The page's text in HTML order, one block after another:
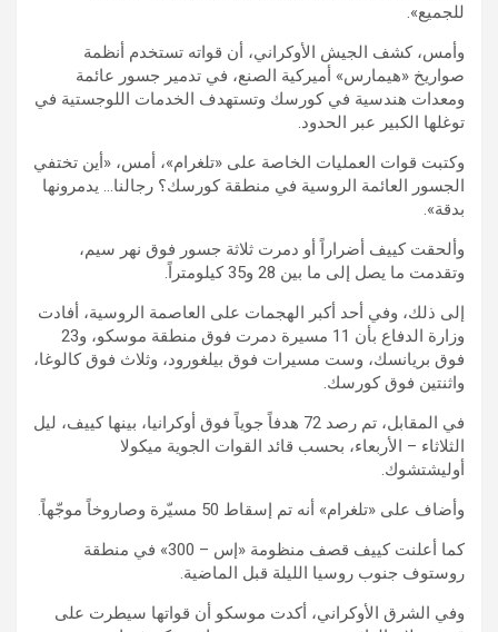
للجميع».
وأمس، كشف الجيش الأوكراني، أن قواته تستخدم أنظمة
صواريخ «هيمارس» أميركية الصنع، في تدمير جسور عائمة
ومعدات هندسية في كورسك وتستهدف الخدمات اللوجستية في
توغلها الكبير عبر الحدود.
وكتبت قوات العمليات الخاصة على «تلغرام»، أمس، «أين تختفي
الجسور العائمة الروسية في منطقة كورسك؟ رجالنا… يدمرونها
بدقة».
وألحقت كييف أضراراً أو دمرت ثلاثة جسور فوق نهر سيم،
وتقدمت ما يصل إلى ما بين 28 و35 كيلومتراً.
إلى ذلك، وفي أحد أكبر الهجمات على العاصمة الروسية، أفادت
وزارة الدفاع بأن 11 مسيرة دمرت فوق منطقة موسكو، و23
فوق بريانسك، وست مسيرات فوق بيلغورود، وثلاث فوق كالوغا،
واثنتين فوق كورسك.
في المقابل، تم رصد 72 هدفاً جوياً فوق أوكرانيا، بينها كييف، ليل
الثلاثاء – الأربعاء، بحسب قائد القوات الجوية ميكولا
أوليشتشوك.
وأضاف على «تلغرام» أنه تم إسقاط 50 مسيّرة وصاروخاً موجّهاً.
كما أعلنت كييف قصف منظومة «إس – 300» في منطقة
روستوف جنوب روسيا الليلة قبل الماضية.
وفي الشرق الأوكراني، أكدت موسكو أن قواتها سيطرت على